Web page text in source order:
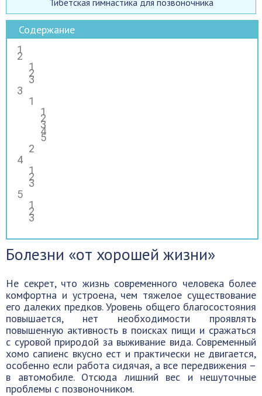
Тибетская гимнастика для позвоночника
Содержание
Болезни «от хорошей жизни»
Не секрет, что жизнь современного человека более
комфортна и устроена, чем тяжелое существование
его далеких предков. Уровень общего благосостояния
повышается, нет необходимости проявлять
повышенную активность в поисках пищи и сражаться
с суровой природой за выживание вида. Современный
хомо сапиенс вкусно ест и практически не двигается,
особенно если работа сидячая, а все передвижения –
в автомобиле. Отсюда лишний вес и нешуточные
проблемы с позвоночником.